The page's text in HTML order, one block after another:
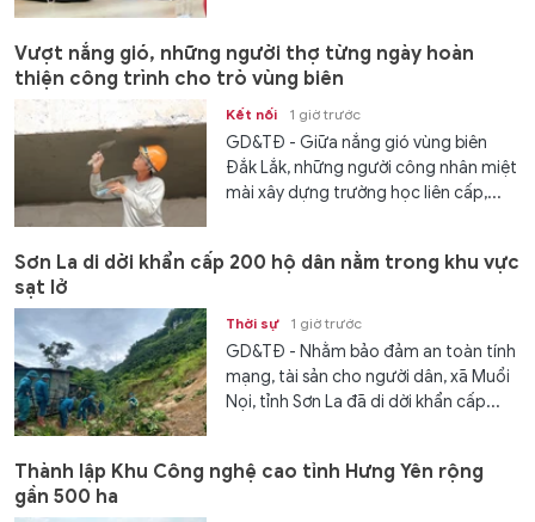
Vượt nắng gió, những người thợ từng ngày hoàn
thiện công trình cho trò vùng biên
Kết nối 1 giờ trước
GD&TĐ - Giữa nắng gió vùng biên
Đắk Lắk, những người công nhân miệt
mài xây dựng trường học liên cấp,...
Sơn La di dời khẩn cấp 200 hộ dân nằm trong khu vực
sạt lở
Thời sự 1 giờ trước
GD&TĐ - Nhằm bảo đảm an toàn tính
mạng, tài sản cho người dân, xã Muổi
Nọi, tỉnh Sơn La đã di dời khẩn cấp...
Thành lập Khu Công nghệ cao tỉnh Hưng Yên rộng
gần 500 ha